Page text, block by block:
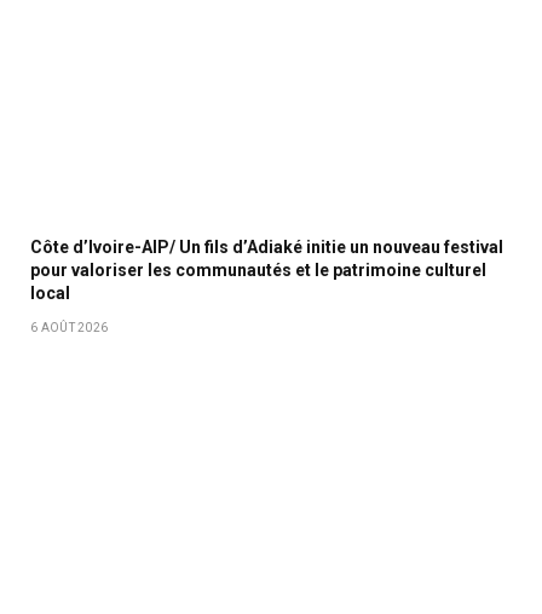
Côte d’Ivoire-AIP/ Un fils d’Adiaké initie un nouveau festival
pour valoriser les communautés et le patrimoine culturel
local
6 AOÛT 2026